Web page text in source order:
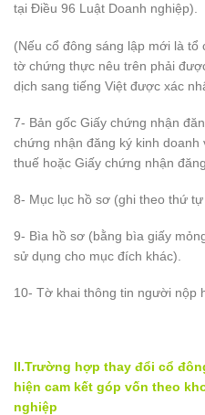
tại Điều 96 Luật Doanh nghiệp).
(Nếu cổ đông sáng lập mới là
tờ chứng thực nêu trên phải
dịch sang tiếng Việt được xác
7- Bản gốc Giấy chứng nhận
chứng nhận đăng ký kinh
thuế hoặc Giấy chứng nhận
8- Mục lục hồ sơ (ghi theo thứ
9- Bìa hồ sơ (bằng bìa giấy
sử dụng cho mục đích khác).
10- Tờ khai thông tin người nộp
II.Trường hợp thay đổi cổ
hiện cam kết góp vốn theo
nghiệp